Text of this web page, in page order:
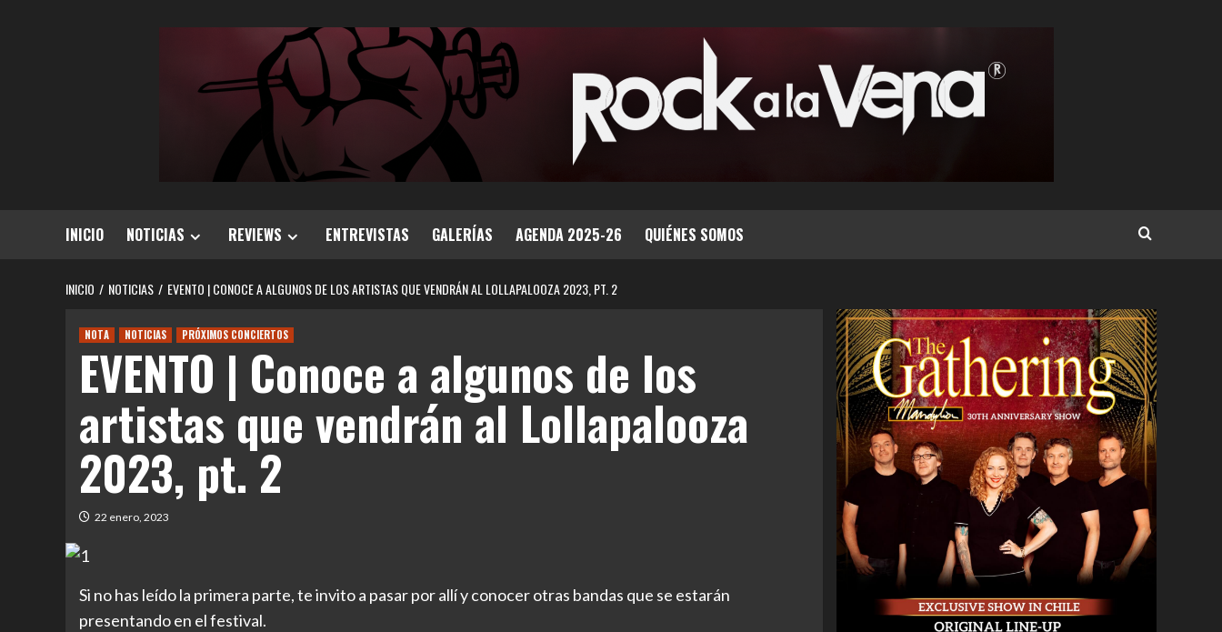
INICIO NOTICIAS REVIEWS ENTREVISTAS GALERÍAS AGENDA 2025-26 QUIÉNES SOMOS
INICIO NOTICIAS EVENTO | CONOCE A ALGUNOS DE LOS ARTISTAS QUE VENDRÁN AL LOLLAPALOOZA 2023, PT. 2
NOTA NOTICIAS PRÓXIMOS CONCIERTOS
EVENTO | Conoce a algunos de los
artistas que vendrán al Lollapalooza
2023, pt. 2
22 enero, 2023
Si no has leído la primera parte, te invito a pasar por allí y conocer otras bandas que se estarán
presentando en el festival.